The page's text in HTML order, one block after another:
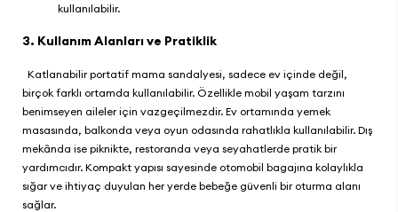
kullanılabilir.
3. Kullanım Alanları ve Pratiklik
Katlanabilir portatif mama sandalyesi, sadece ev içinde değil,
birçok farklı ortamda kullanılabilir. Özellikle mobil yaşam tarzını
benimseyen aileler için vazgeçilmezdir. Ev ortamında yemek
masasında, balkonda veya oyun odasında rahatlıkla kullanılabilir. Dış
mekânda ise piknikte, restoranda veya seyahatlerde pratik bir
yardımcıdır. Kompakt yapısı sayesinde otomobil bagajına kolaylıkla
sığar ve ihtiyaç duyulan her yerde bebeğe güvenli bir oturma alanı
sağlar.